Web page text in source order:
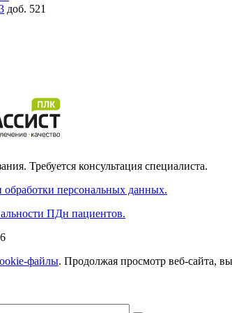
доб. 521
Требуется консультация специалиста.
персональных данных.
ПДн пациентов.
файлы. Продолжая просмотр веб-сайта,